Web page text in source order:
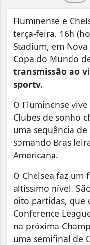
Fluminense e
terça-feira, 16h
Stadium, em
Copa do Mundo
transmissão ao
sportv.
O Fluminense
Clubes de sonho
uma sequência
somando
Americana.
O Chelsea faz um
altíssimo nível.
oito partidas, que
Conference
na próxima
uma semifinal de